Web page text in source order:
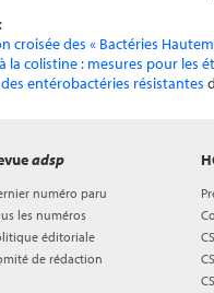
croisée des « Bactéries
la colistine : mesures pour les
entérobactéries résistantes
adsp
numéro paru
les numéros
éditoriale
de rédaction